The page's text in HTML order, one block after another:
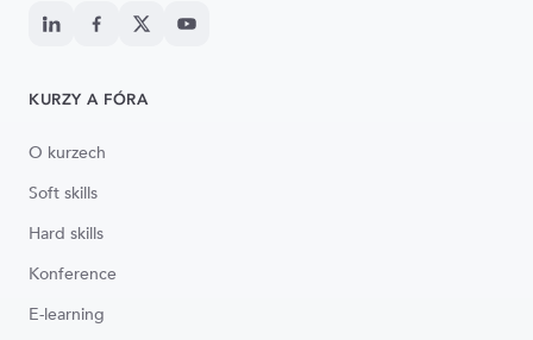
KURZY A FÓRA
O kurzech
Soft skills
Hard skills
Konference
E-learning